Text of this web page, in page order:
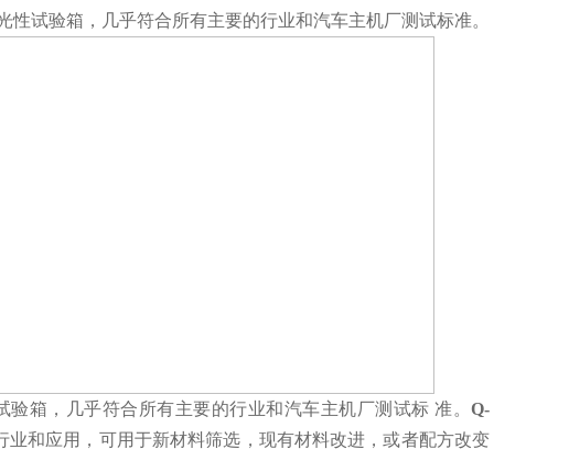
试验箱，几乎符合所有主要的行业和汽车主机厂测试标准。
箱，几乎符合所有主要的行业和汽车主机厂测试标 准。 Q-
业和应用，可用于新材料筛选，现有材料改进，或者配方改变